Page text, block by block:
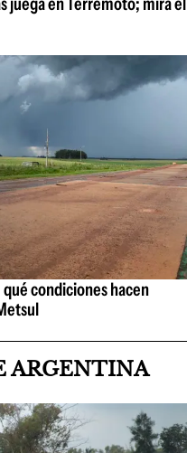
condiciones hacen
ARGENTINA